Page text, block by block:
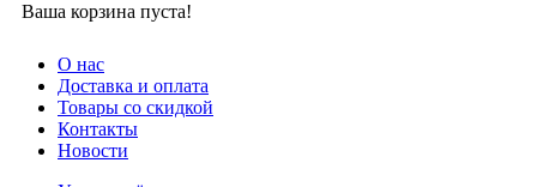
Ваша корзина пуста!
О нас
Доставка и оплата
Товары со скидкой
Контакты
Новости